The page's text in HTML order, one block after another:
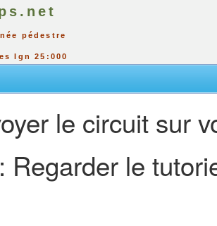
pédestre
Ign 25:000
le circuit sur
: Regarder le